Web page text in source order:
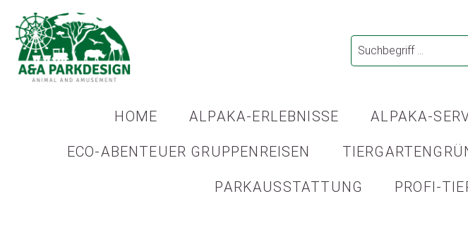
HOME ALPAKA-ERLEBNISSE ALPAKA-
ECO-ABENTEUER GRUPPENREISEN
PARKAUSSTATTUNG PROFI-